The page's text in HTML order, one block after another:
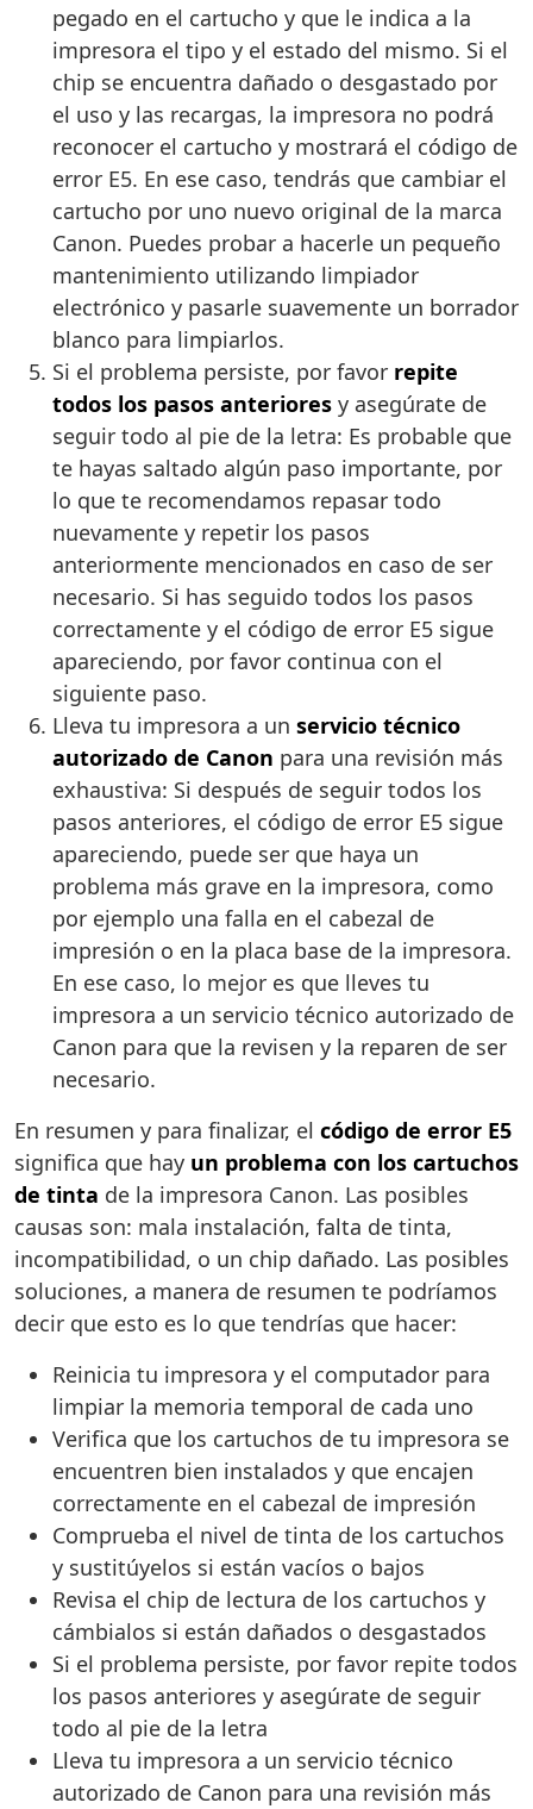
pegado en el cartucho y que le indica a la
impresora el tipo y el estado del mismo. Si el
chip se encuentra dañado o desgastado por
el uso y las recargas, la impresora no podrá
reconocer el cartucho y mostrará el código de
error E5. En ese caso, tendrás que cambiar el
cartucho por uno nuevo original de la marca
Canon. Puedes probar a hacerle un pequeño
mantenimiento utilizando limpiador
electrónico y pasarle suavemente un borrador
blanco para limpiarlos.
Si el problema persiste, por favor repite
todos los pasos anteriores y asegúrate de
seguir todo al pie de la letra: Es probable que
te hayas saltado algún paso importante, por
lo que te recomendamos repasar todo
nuevamente y repetir los pasos
anteriormente mencionados en caso de ser
necesario. Si has seguido todos los pasos
correctamente y el código de error E5 sigue
apareciendo, por favor continua con el
siguiente paso.
Lleva tu impresora a un servicio técnico
autorizado de Canon para una revisión más
exhaustiva: Si después de seguir todos los
pasos anteriores, el código de error E5 sigue
apareciendo, puede ser que haya un
problema más grave en la impresora, como
por ejemplo una falla en el cabezal de
impresión o en la placa base de la impresora.
En ese caso, lo mejor es que lleves tu
impresora a un servicio técnico autorizado de
Canon para que la revisen y la reparen de ser
necesario.
En resumen y para finalizar, el código de error E5
significa que hay un problema con los cartuchos
de tinta de la impresora Canon. Las posibles
causas son: mala instalación, falta de tinta,
incompatibilidad, o un chip dañado. Las posibles
soluciones, a manera de resumen te podríamos
decir que esto es lo que tendrías que hacer:
Reinicia tu impresora y el computador para
limpiar la memoria temporal de cada uno
Verifica que los cartuchos de tu impresora se
encuentren bien instalados y que encajen
correctamente en el cabezal de impresión
Comprueba el nivel de tinta de los cartuchos
y sustitúyelos si están vacíos o bajos
Revisa el chip de lectura de los cartuchos y
cámbialos si están dañados o desgastados
Si el problema persiste, por favor repite todos
los pasos anteriores y asegúrate de seguir
todo al pie de la letra
Lleva tu impresora a un servicio técnico
autorizado de Canon para una revisión más